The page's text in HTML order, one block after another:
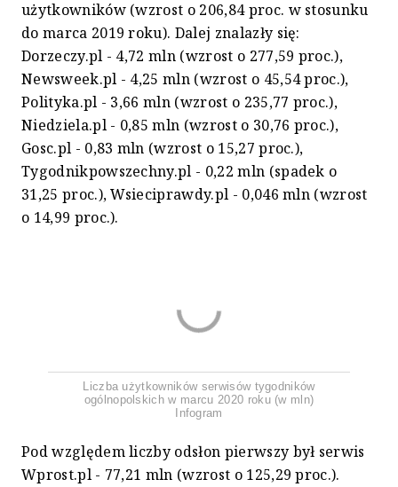
użytkowników (wzrost o 206,84 proc. w stosunku
do marca 2019 roku). Dalej znalazły się:
Dorzeczy.pl - 4,72 mln (wzrost o 277,59 proc.),
Newsweek.pl - 4,25 mln (wzrost o 45,54 proc.),
Polityka.pl - 3,66 mln (wzrost o 235,77 proc.),
Niedziela.pl - 0,85 mln (wzrost o 30,76 proc.),
Gosc.pl - 0,83 mln (wzrost o 15,27 proc.),
Tygodnikpowszechny.pl - 0,22 mln (spadek o
31,25 proc.), Wsieciprawdy.pl - 0,046 mln (wzrost
o 14,99 proc.).
Liczba użytkowników serwisów tygodników
ogólnopolskich w marcu 2020 roku (w mln)
Infogram
Pod względem liczby odsłon pierwszy był serwis
Wprost.pl - 77,21 mln (wzrost o 125,29 proc.).